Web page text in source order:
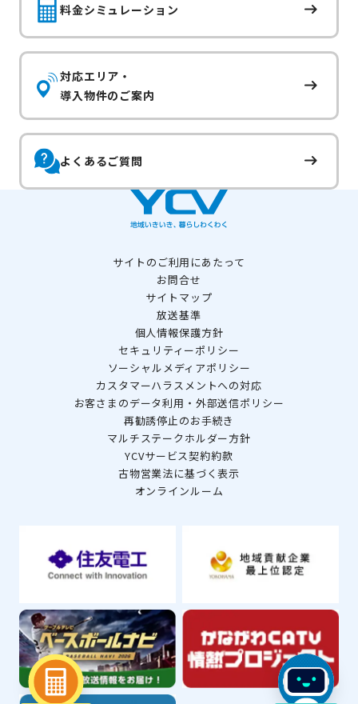
料金シミュレーション
対応エリア・
導入物件のご案内
よくあるご質問
サイトのご利用にあたって
お問合せ
サイトマップ
放送基準
個人情報保護方針
セキュリティーポリシー
ソーシャルメディアポリシー
カスタマーハラスメントへの対応
お客さまのデータ利用・外部送信ポリシー
再勧誘停止のお手続き
マルチステークホルダー方針
YCVサービス契約約款
古物営業法に基づく表示
オンラインルーム